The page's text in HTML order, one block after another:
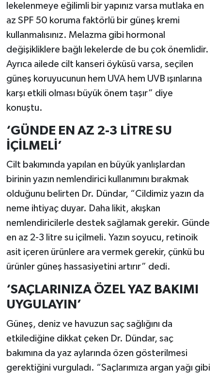
lekelenmeye eğilimli bir yapınız varsa mutlaka en
az SPF 50 koruma faktörlü bir güneş kremi
kullanmalısınız. Melazma gibi hormonal
değişikliklere bağlı lekelerde de bu çok önemlidir.
Ayrıca ailede cilt kanseri öyküsü varsa, seçilen
güneş koruyucunun hem UVA hem UVB ışınlarına
karşı etkili olması büyük önem taşır” diye
konuştu.
‘GÜNDE EN AZ 2-3 LİTRE SU
İÇİLMELİ’
Cilt bakımında yapılan en büyük yanlışlardan
birinin yazın nemlendirici kullanımını bırakmak
olduğunu belirten Dr. Dündar, “Cildimiz yazın da
neme ihtiyaç duyar. Daha likit, akışkan
nemlendiricilerle destek sağlamak gerekir. Günde
en az 2-3 litre su içilmeli. Yazın soyucu, retinoik
asit içeren ürünlere ara vermek gerekir, çünkü bu
ürünler güneş hassasiyetini artırır” dedi.
‘SAÇLARINIZA ÖZEL YAZ BAKIMI
UYGULAYIN’
Güneş, deniz ve havuzun saç sağlığını da
etkilediğine dikkat çeken Dr. Dündar, saç
bakımına da yaz aylarında özen gösterilmesi
gerektiğini vurguladı. “Saçlarımıza argan yağı gibi